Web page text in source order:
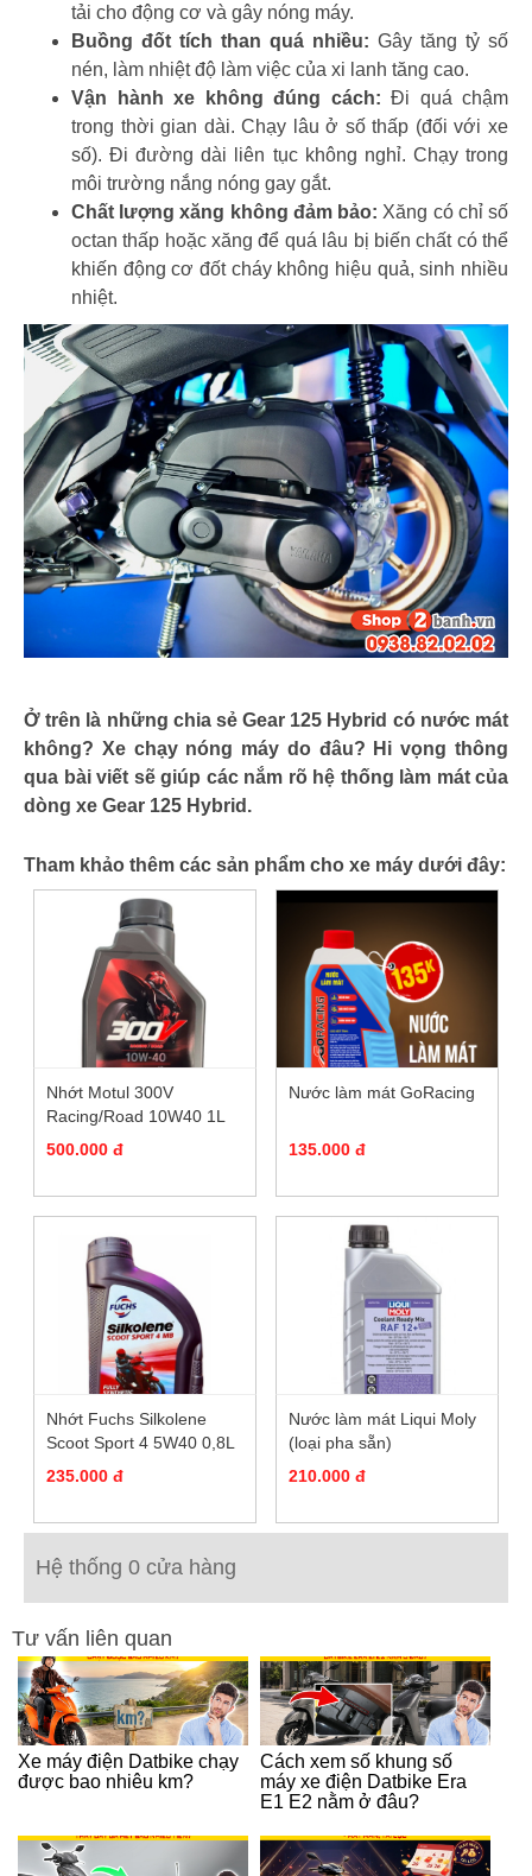
tải cho động cơ và gây nóng máy.
Buồng đốt tích than quá nhiều: Gây tăng tỷ số
nén, làm nhiệt độ làm việc của xi lanh tăng cao.
Vận hành xe không đúng cách: Đi quá chậm
trong thời gian dài. Chạy lâu ở số thấp (đối với xe
số). Đi đường dài liên tục không nghỉ. Chạy trong
môi trường nắng nóng gay gắt.
Chất lượng xăng không đảm bảo: Xăng có chỉ số
octan thấp hoặc xăng để quá lâu bị biến chất có thể
khiến động cơ đốt cháy không hiệu quả, sinh nhiều
nhiệt.
Ở trên là những chia sẻ Gear 125 Hybrid có nước mát
không? Xe chạy nóng máy do đâu? Hi vọng thông
qua bài viết sẽ giúp các nắm rõ hệ thống làm mát của
dòng xe Gear 125 Hybrid.
Tham khảo thêm các sản phẩm cho xe máy dưới đây:
Nhớt Motul 300V
Racing/Road 10W40 1L
500.000 đ
Nước làm mát GoRacing
135.000 đ
Nhớt Fuchs Silkolene
Scoot Sport 4 5W40 0,8L
235.000 đ
Nước làm mát Liqui Moly
(loại pha sẵn)
210.000 đ
Hệ thống 0 cửa hàng
Tư vấn liên quan
Xe máy điện Datbike chạy
được bao nhiêu km?
Cách xem số khung số
máy xe điện Datbike Era
E1 E2 nằm ở đâu?